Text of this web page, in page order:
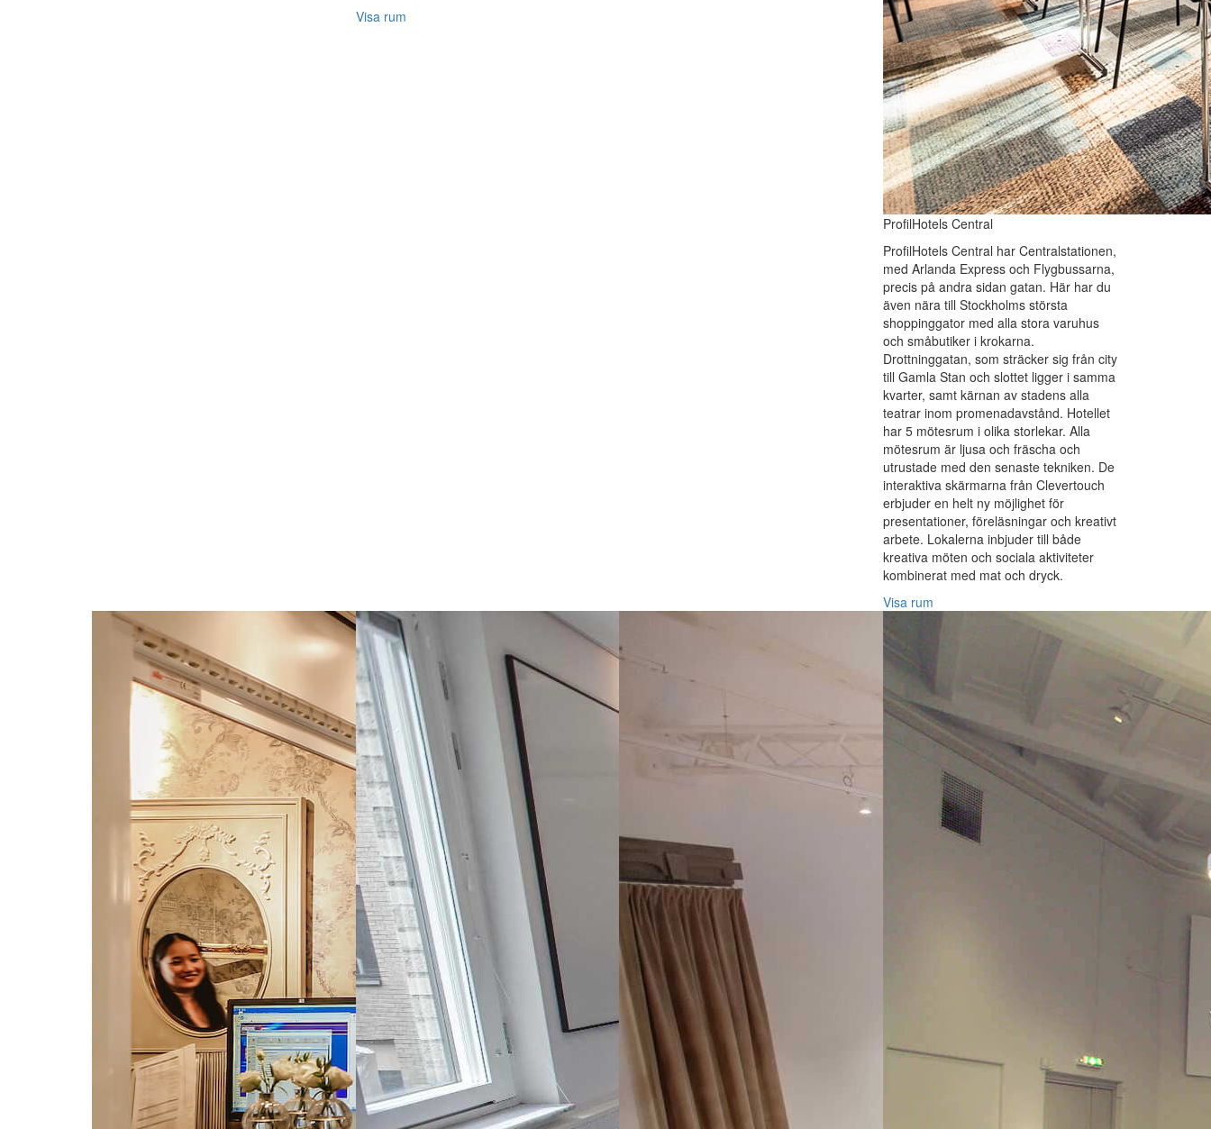
Visa rum
ProfilHotels Central
ProfilHotels Central har Centralstationen,
med Arlanda Express och Flygbussarna,
precis på andra sidan gatan. Här har du
även nära till Stockholms största
shoppinggator med alla stora varuhus
och småbutiker i krokarna.
Drottninggatan, som sträcker sig från city
till Gamla Stan och slottet ligger i samma
kvarter, samt kärnan av stadens alla
teatrar inom promenadavstånd. Hotellet
har 5 mötesrum i olika storlekar. Alla
mötesrum är ljusa och fräscha och
utrustade med den senaste tekniken. De
interaktiva skärmarna från Clevertouch
erbjuder en helt ny möjlighet för
presentationer, föreläsningar och kreativt
arbete. Lokalerna inbjuder till både
kreativa möten och sociala aktiviteter
kombinerat med mat och dryck.
Visa rum